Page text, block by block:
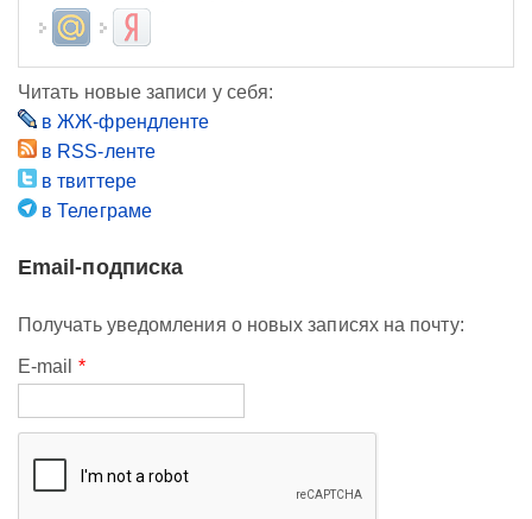
Login with Mail.ruLogin with Яндекс
Читать новые записи у себя:
в ЖЖ-френдленте
в RSS-ленте
в твиттере
в Телеграме
Email-подписка
Получать уведомления о новых записях на почту:
E-mail *